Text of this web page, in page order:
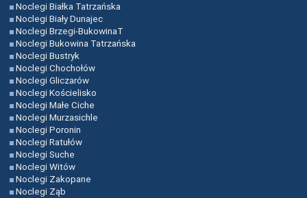
Noclegi Białka Tatrzańska
Noclegi Biały Dunajec
Noclegi Brzegi-BukowinaT
Noclegi Bukowina Tatrzańska
Noclegi Bustryk
Noclegi Chochołów
Noclegi Gliczarów
Noclegi Kościelisko
Noclegi Małe Ciche
Noclegi Murzasichle
Noclegi Poronin
Noclegi Ratułów
Noclegi Suche
Noclegi Witów
Noclegi Zakopane
Noclegi Ząb